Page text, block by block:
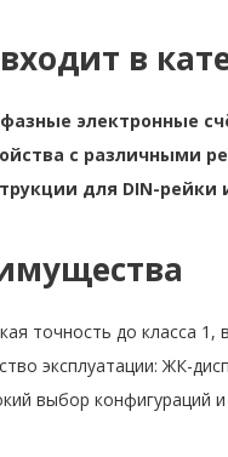
в
электронные
с различными
для DIN-рейки
точность до класса
эксплуатации: ЖК-
выбор конфигураций